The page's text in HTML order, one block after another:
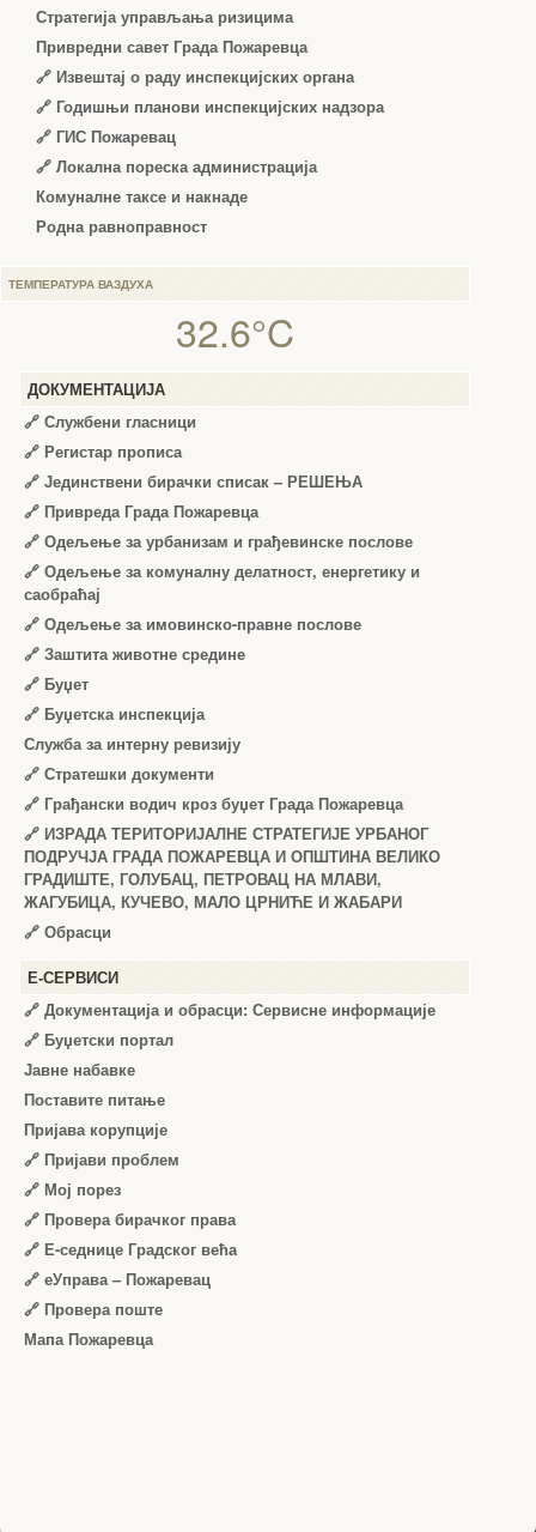
Стратегија управљања ризицима
Привредни савет Града Пожаревца
🔗 Извештај о раду инспекцијских органа
🔗 Годишњи планови инспекцијских надзора
🔗 ГИС Пожаревац
🔗 Локална пореска администрација
Комуналне таксе и накнаде
Родна равноправност
ТЕМПЕРАТУРА ВАЗДУХА
32.6°C
ДОКУМЕНТАЦИЈА
🔗 Службени гласници
🔗 Регистар прописа
🔗 Јединствени бирачки списак – РЕШЕЊА
🔗 Привреда Града Пожаревца
🔗 Одељење за урбанизам и грађевинске послове
🔗 Одељење за комуналну делатност, енергетику и
саобраћај
🔗 Одељење за имовинско-правне послове
🔗 Заштита животне средине
🔗 Буџет
🔗 Буџетска инспекција
Служба за интерну ревизију
🔗 Стратешки документи
🔗 Грађански водич кроз буџет Града Пожаревца
🔗 ИЗРАДА ТЕРИТОРИЈАЛНЕ СТРАТЕГИЈЕ УРБАНОГ
ПОДРУЧЈА ГРАДА ПОЖАРЕВЦА И ОПШТИНА ВЕЛИКО
ГРАДИШТЕ, ГОЛУБАЦ, ПЕТРОВАЦ НА МЛАВИ,
ЖАГУБИЦА, КУЧЕВО, МАЛО ЦРНИЋЕ И ЖАБАРИ
🔗 Обрасци
Е-СЕРВИСИ
🔗 Документација и обрасци: Сервисне информације
🔗 Буџетски портал
Јавне набавке
Поставите питање
Пријава корупције
🔗 Пријави проблем
🔗 Мој порез
🔗 Провера бирачког права
🔗 Е-седнице Градског већа
🔗 еУправа – Пожаревац
🔗 Провера поште
Мапа Пожаревца